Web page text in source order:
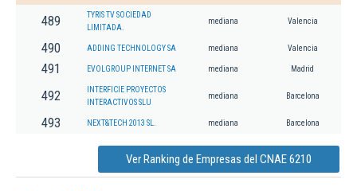
489
TYRIS TV SOCIEDAD
LIMITADA.
mediana Valencia
490 ADDING TECHNOLOGY SA mediana Valencia
491 EVOLGROUP INTERNET SA mediana Madrid
492
INTERFICIE PROYECTOS
INTERACTIVOS SLU
mediana Barcelona
493 NEXT&TECH 2013 SL. mediana Barcelona
Ver Ranking de Empresas del CNAE 6210